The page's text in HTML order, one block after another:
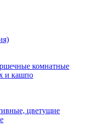
комнатные
и кашпо
цветущие